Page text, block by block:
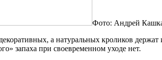
Фото: Андрей
а натуральных кроликов держат
запаха при своевременном уходе нет.